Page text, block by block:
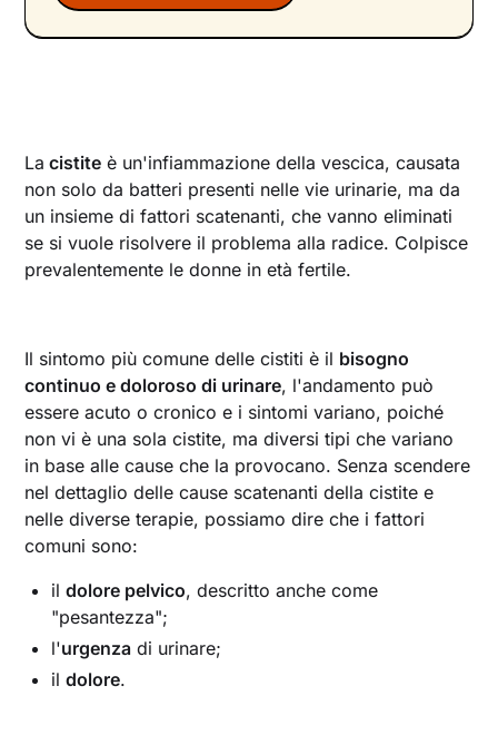
La cistite è un'infiammazione della vescica, causata
non solo da batteri presenti nelle vie urinarie, ma da
un insieme di fattori scatenanti, che vanno eliminati
se si vuole risolvere il problema alla radice. Colpisce
prevalentemente le donne in età fertile.
Il sintomo più comune delle cistiti è il bisogno
continuo e doloroso di urinare, l'andamento può
essere acuto o cronico e i sintomi variano, poiché
non vi è una sola cistite, ma diversi tipi che variano
in base alle cause che la provocano. Senza scendere
nel dettaglio delle cause scatenanti della cistite e
nelle diverse terapie, possiamo dire che i fattori
comuni sono:
ildolore pelvico, descritto anche come
"pesantezza";
l'urgenza di urinare;
ildolore.